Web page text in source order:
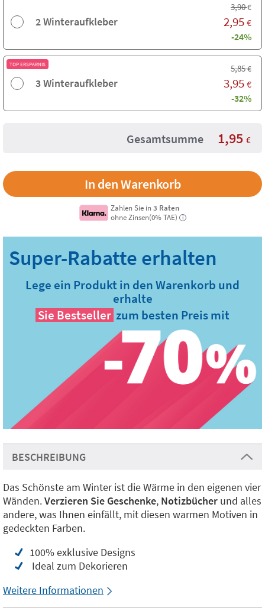
2 Winteraufkleber
3,90€
2,95 €
-24%
TOP ERSPARNIS
3 Winteraufkleber
5,85€
3,95 €
-32%
Gesamtsumme 1,95 €
Zahlen Sie in3 Raten
ohne Zinsen(0% TAE)
i
Lege ein Produkt in den Warenkorb und
erhalte
Sie Bestseller zum besten Preis mit
BESCHREIBUNG
Das Schönste am Winter ist die Wärme in den eigenen vier
Wänden.Verzieren Sie Geschenke, Notizbücher und alles
andere, was Ihnen einfällt, mit diesen warmen Motiven in
gedeckten Farben.
100% exklusive Designs
Ideal zum Dekorieren
Weitere Informationen